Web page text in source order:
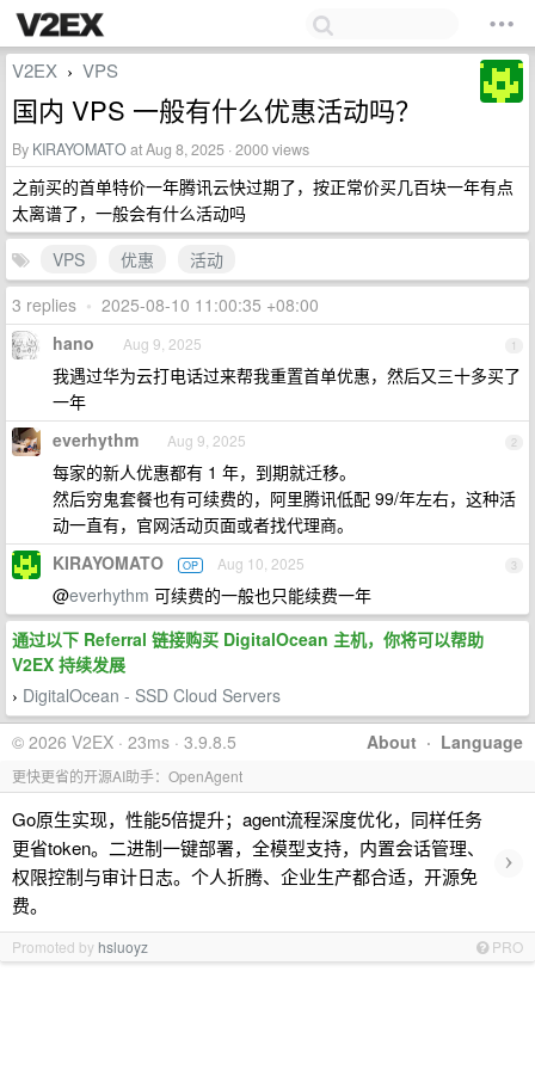
V2EX › VPS
国内 VPS 一般有什么优惠活动吗？
By KIRAYOMATOat Aug 8, 2025 · 2000 views
之前买的首单特价一年腾讯云快过期了，按正常价买几百块一年有点
太离谱了，一般会有什么活动吗
VPS
优惠
活动
3 replies • 2025-08-10 11:00:35 +08:00
1
hano Aug 9, 2025
我遇过华为云打电话过来帮我重置首单优惠，然后又三十多买了
一年
2
everhythm Aug 9, 2025
每家的新人优惠都有 1 年，到期就迁移。
然后穷鬼套餐也有可续费的，阿里腾讯低配 99/年左右，这种活
动一直有，官网活动页面或者找代理商。
3
KIRAYOMATO OP Aug 10, 2025
@everhythm 可续费的一般也只能续费一年
通过以下 Referral 链接购买 DigitalOcean 主机，你将可以帮助
V2EX 持续发展
› DigitalOcean - SSD Cloud Servers
About · Language
© 2026 V2EX · 23ms · 3.9.8.5
更快更省的开源AI助手：OpenAgent
Go原生实现，性能5倍提升；agent流程深度优化，同样任务
更省token。二进制一键部署，全模型支持，内置会话管理、
权限控制与审计日志。个人折腾、企业生产都合适，开源免
费。
›
Promoted by hsluoyz PRO